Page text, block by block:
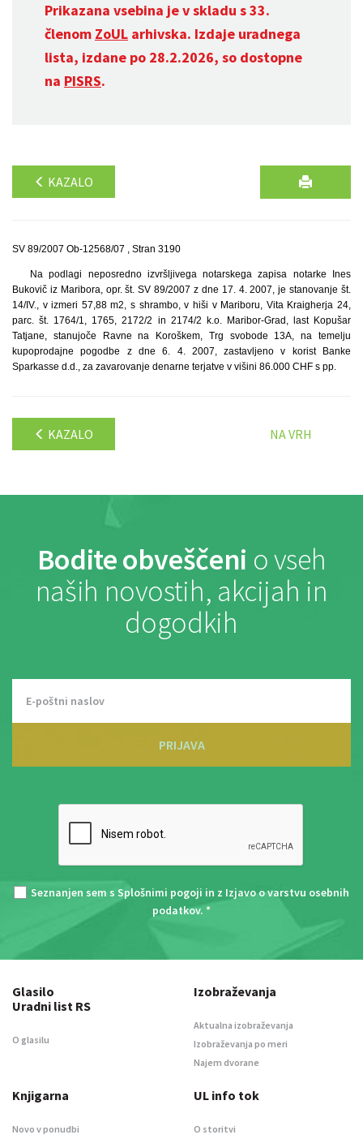
Prikazana vsebina je v skladu s 33.
členom ZoUL arhivska. Izdaje uradnega
lista, izdane po 28.2.2026, so dostopne
na PISRS.
KAZALO
SV 89/2007 Ob-12568/07 , Stran 3190
Na podlagi neposredno izvršljivega notarskega zapisa notarke Ines
Bukovič iz Maribora, opr. št. SV 89/2007 z dne 17. 4. 2007, je stanovanje št.
14/IV., v izmeri 57,88 m2, s shrambo, v hiši v Mariboru, Vita Kraigherja 24,
parc. št. 1764/1, 1765, 2172/2 in 2174/2 k.o. Maribor-Grad, last Kopušar
Tatjane, stanujoče Ravne na Koroškem, Trg svobode 13A, na temelju
kupoprodajne pogodbe z dne 6. 4. 2007, zastavljeno v korist Banke
Sparkasse d.d., za zavarovanje denarne terjatve v višini 86.000 CHF s pp.
KAZALO NA VRH
Bodite obveščeni o vseh
naših novostih, akcijah in
dogodkih
PRIJAVA
Seznanjen sem s Splošnimi pogoji in z Izjavo o varstvu osebnih
podatkov. *
Glasilo
Uradni list RS
O glasilu
Izobraževanja
Aktualna izobraževanja
Izobraževanja po meri
Najem dvorane
Knjigarna
Novo v ponudbi
UL info tok
O storitvi